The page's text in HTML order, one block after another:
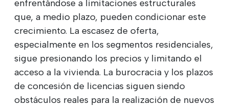
enfrentándose a limitaciones estructurales
que, a medio plazo, pueden condicionar este
crecimiento. La escasez de oferta,
especialmente en los segmentos residenciales,
sigue presionando los precios y limitando el
acceso a la vivienda. La burocracia y los plazos
de concesión de licencias siguen siendo
obstáculos reales para la realización de nuevos